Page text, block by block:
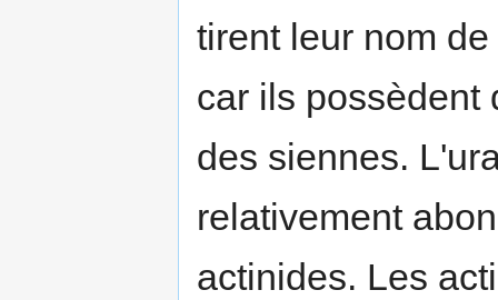
tirent leur nom de
car ils possèdent
des siennes.
relativement
actinides. Les